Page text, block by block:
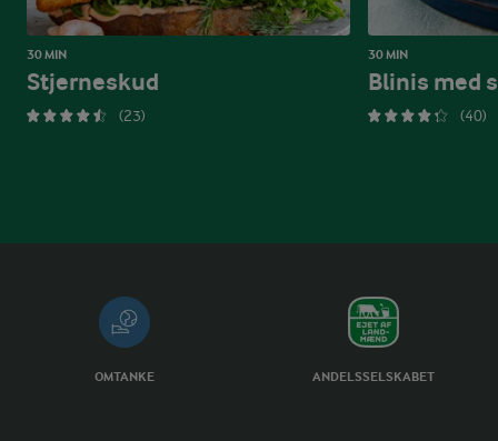
30 MIN
Stjerneskud
(23)
30 MIN
Blinis med
(40)
OMTANKE ANDELSSELSKABET